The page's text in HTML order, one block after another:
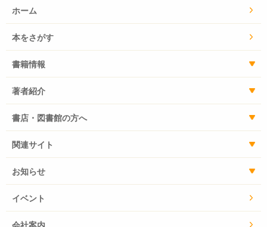
ホーム
本をさがす
書籍情報
著者紹介
書店・図書館の方へ
関連サイト
お知らせ
イベント
会社案内